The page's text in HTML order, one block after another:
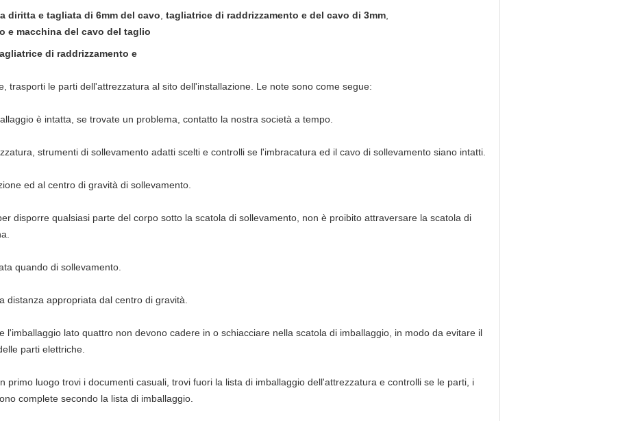
diritta e tagliata di 6mm del cavo tagliatrice di raddrizzamento e del cavo di 3mm
e macchina del cavo del taglio
di raddrizzamento e
trasporti le parti dell'attrezzatura al sito dell'installazione. Le note sono come segue:
è intatta, se trovate un problema, contatto la nostra società a tempo.
strumenti di sollevamento adatti scelti e controlli se l'imbracatura ed il cavo di sollevamento siano intatti.
ed al centro di gravità di sollevamento.
disporre qualsiasi parte del corpo sotto la scatola di sollevamento, non è proibito attraversare la scatola di
quando di sollevamento.
distanza appropriata dal centro di gravità.
l'imballaggio lato quattro non devono cadere in o schiacciare nella scatola di imballaggio, in modo da evitare il
parti elettriche.
primo luogo trovi i documenti casuali, trovi fuori la lista di imballaggio dell'attrezzatura e controlli se le parti, i
complete secondo la lista di imballaggio.